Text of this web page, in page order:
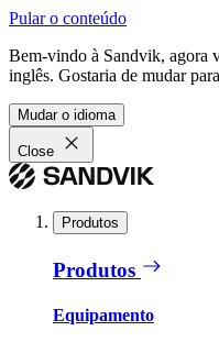
Pular o conteúdo
Bem-vindo à Sandvik, agora
inglês. Gostaria de mudar
Mudar o idioma
Close
Produtos
Produtos
Equipamento